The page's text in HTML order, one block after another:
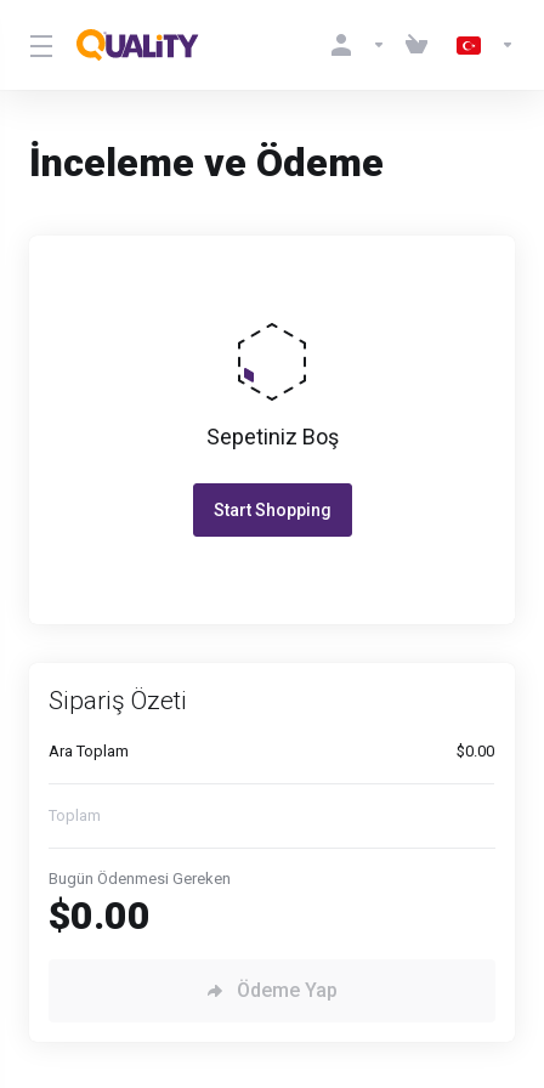
İnceleme ve Ödeme
Sepetiniz Boş
Start Shopping
Sipariş Özeti
Ara Toplam $0.00
Toplam
Bugün Ödenmesi Gereken
$0.00
Ödeme Yap